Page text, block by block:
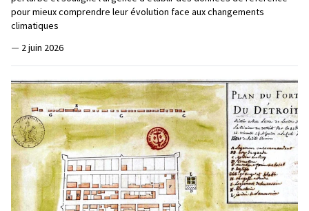
pour mieux comprendre leur évolution face aux changements
climatiques
— 2 juin 2026